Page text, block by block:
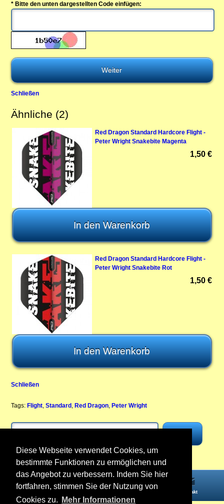
Diese Webseite verwendet Cookies, um
bestimmte Funktionen zu ermöglichen und
das Angebot zu verbessern. Indem Sie hier
fortfahren, stimmen Sie der Nutzung von
Cookies zu.
Mehr Informationen
* Bitte den unten dargestellten Code einfügen:
Schließen
Ähnliche (2)
Red Dragon Standard Hardcore Flight -
Peter Wright Snakebite Magenta
1,50 €
Red Dragon Standard Hardcore Flight -
Peter Wright Snakebite Rot
1,50 €
Schließen
Tags: Flight,Standard , Red Dragon, Peter Wright
Konto Kontakt